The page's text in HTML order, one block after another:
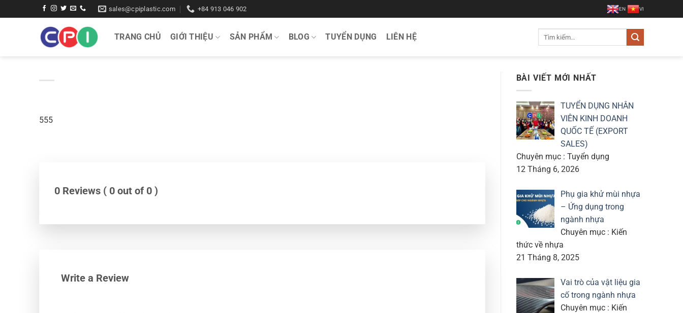
qua
sales@cpiplastic.com +84 913 046 902 EN VI
TRANG CHỦ GIỚI THIỆU SẢN PHẨM BLOG TUYỂN DỤNG LIÊN HỆ
555
0 Reviews ( 0 out of 0 )
Write a Review
BÀI VIẾT MỚI NHẤT
TUYỂN DỤNG NHÂN
VIÊN KINH DOANH
QUỐC TẾ (EXPORT
SALES)
Chuyên mục : Tuyển dụng
12 Tháng 6, 2026
Phụ gia khử mùi nhựa
– Ứng dụng trong
ngành nhựa
Chuyên mục : Kiến
thức về nhựa
21 Tháng 8, 2025
Vai trò của vật liệu gia
cố trong ngành nhựa
Chuyên mục : Kiến